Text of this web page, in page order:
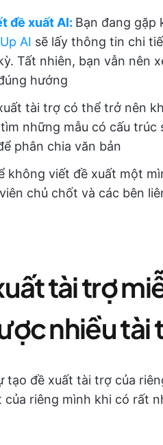
đề xuất AI: Bạn đang gặp
AI sẽ lấy thông tin chi
Tất nhiên, bạn vẫn nên
hướng
tài trợ có thể trở nên
những mẫu có cấu trúc
phân chia văn bản
không viết đề xuất một
chủ chốt và các bên
tài trợ
nhiều tài
tạo đề xuất tài trợ của
riêng mình khi có rất